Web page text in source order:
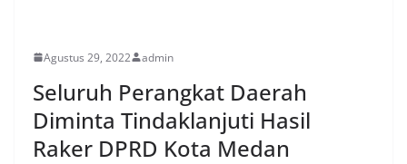
Agustus 29, 2022 admin
Seluruh Perangkat Daerah
Diminta Tindaklanjuti Hasil
Raker DPRD Kota Medan